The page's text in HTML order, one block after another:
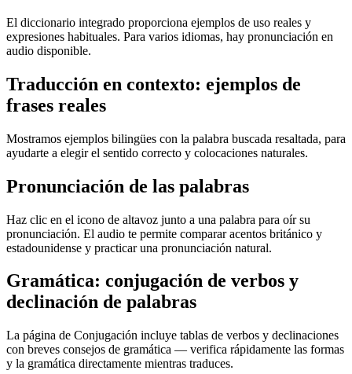
El diccionario integrado proporciona ejemplos de uso reales y
expresiones habituales. Para varios idiomas, hay pronunciación en
audio disponible.
Traducción en contexto: ejemplos de
frases reales
Mostramos ejemplos bilingües con la palabra buscada resaltada, para
ayudarte a elegir el sentido correcto y colocaciones naturales.
Pronunciación de las palabras
Haz clic en el icono de altavoz junto a una palabra para oír su
pronunciación. El audio te permite comparar acentos británico y
estadounidense y practicar una pronunciación natural.
Gramática: conjugación de verbos y
declinación de palabras
La página de Conjugación incluye tablas de verbos y declinaciones
con breves consejos de gramática — verifica rápidamente las formas
y la gramática directamente mientras traduces.